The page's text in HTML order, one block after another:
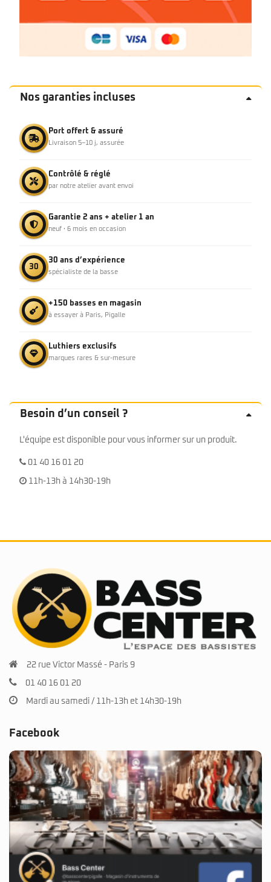
Nos garanties incluses
Port offert & assuré
Livraison 5–10 j, assurée
Contrôlé & réglé
par notre atelier avant envoi
Garantie 2 ans + atelier 1 an
neuf · 6 mois en occasion
30
30 ans d’expérience
spécialiste de la basse
+150 basses en magasin
à essayer à Paris, Pigalle
Luthiers exclusifs
marques rares & sur-mesure
Besoin d’un conseil ?
L'équipe est disponible pour vous informer sur un produit.
01 40 16 01 20
11h-13h à 14h30-19h
22 rue Victor Massé - Paris 9
01 40 16 01 20
Mardi au samedi / 11h-13h et 14h30-19h
Facebook